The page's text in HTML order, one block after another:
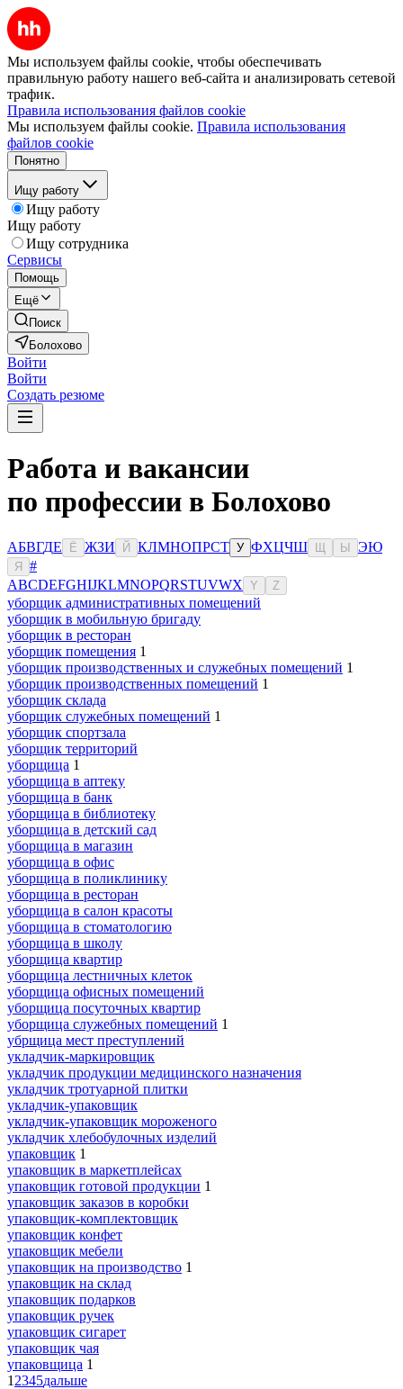
Мы используем файлы cookie, чтобы обеспечивать
правильную работу нашего веб-сайта и анализировать сетевой
трафик.
Правила использования файлов cookie
Мы используем файлы cookie. Правила использования
файлов cookie
Понятно
Ищу работу
Ищу работу
Ищу работу
Ищу сотрудника
Сервисы
Помощь
Ещё
Поиск
Болохово
Войти
Войти
Создать резюме
Работа и вакансии
по профессии в Болохово
АБВГДЕ Ё ЖЗИ Й КЛМНОПРСТ У ФХЦЧШ Ы ЭЮ
Я
#
ABCDEFGHIJKLMNOPQRSTUVWX Y Z
уборщик административных помещений
уборщик в мобильную бригаду
уборщик в ресторан
уборщик помещения 1
уборщик производственных и служебных помещений 1
уборщик производственных помещений 1
уборщик склада
уборщик служебных помещений 1
уборщик спортзала
уборщик территорий
уборщица 1
уборщица в аптеку
уборщица в банк
уборщица в библиотеку
уборщица в детский сад
уборщица в магазин
уборщица в офис
уборщица в поликлинику
уборщица в ресторан
уборщица в салон красоты
уборщица в стоматологию
уборщица в школу
уборщица квартир
уборщица лестничных клеток
уборщица офисных помещений
уборщица посуточных квартир
уборщица служебных помещений 1
убрщица мест преступлений
укладчик-маркировщик
укладчик продукции медицинского назначения
укладчик тротуарной плитки
укладчик-упаковщик
укладчик-упаковщик мороженого
укладчик хлебобулочных изделий
упаковщик 1
упаковщик в маркетплейсах
упаковщик готовой продукции 1
упаковщик заказов в коробки
упаковщик-комплектовщик
упаковщик конфет
упаковщик мебели
упаковщик на производство 1
упаковщик на склад
упаковщик подарков
упаковщик ручек
упаковщик сигарет
упаковщик чая
упаковщица 1
1 2345дальше